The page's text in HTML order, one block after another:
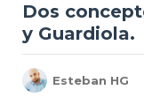
Dos
y Guardiola.
Esteban HG